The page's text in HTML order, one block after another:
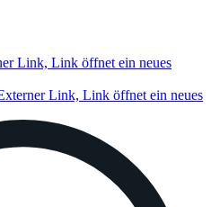
Link, Link öffnet ein neues
Link, Link öffnet ein neues